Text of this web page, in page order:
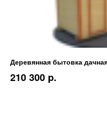
Деревянная бытовка
210 300 p.